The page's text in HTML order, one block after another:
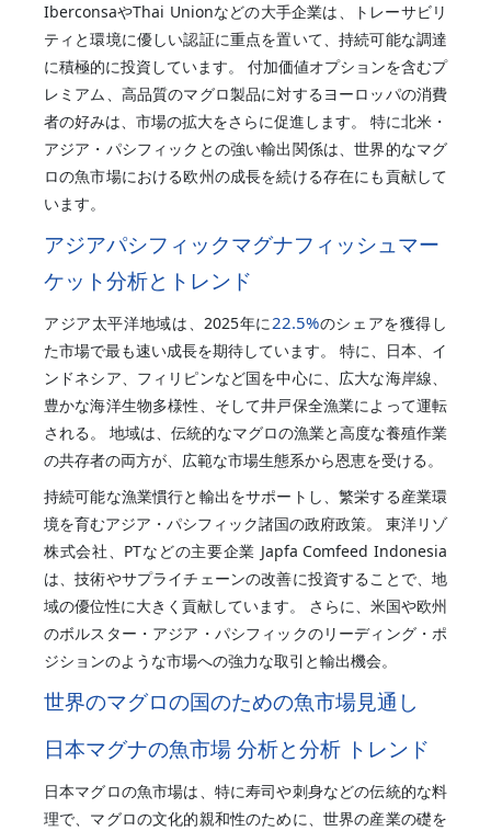
IberconsaやThai Unionなどの大手企業は、トレーサビリ
ティと環境に優しい認証に重点を置いて、持続可能な調達
に積極的に投資しています。 付加価値オプションを含むプ
レミアム、高品質のマグロ製品に対するヨーロッパの消費
者の好みは、市場の拡大をさらに促進します。 特に北米・
アジア・パシフィックとの強い輸出関係は、世界的なマグ
ロの魚市場における欧州の成長を続ける存在にも貢献して
います。
アジアパシフィックマグナフィッシュマー
ケット分析とトレンド
アジア太平洋地域は、2025年に22.5%のシェアを獲得し
た市場で最も速い成長を期待しています。 特に、日本、イ
ンドネシア、フィリピンなど国を中心に、広大な海岸線、
豊かな海洋生物多様性、そして井戸保全漁業によって運転
される。 地域は、伝統的なマグロの漁業と高度な養殖作業
の共存者の両方が、広範な市場生態系から恩恵を受ける。
持続可能な漁業慣行と輸出をサポートし、繁栄する産業環
境を育むアジア・パシフィック諸国の政府政策。 東洋リゾ
株式会社、PTなどの主要企業 Japfa Comfeed Indonesia
は、技術やサプライチェーンの改善に投資することで、地
域の優位性に大きく貢献しています。 さらに、米国や欧州
のボルスター・アジア・パシフィックのリーディング・ポ
ジションのような市場への強力な取引と輸出機会。
世界のマグロの国のための魚市場見通し
日本マグナの魚市場 分析と分析 トレンド
日本マグロの魚市場は、特に寿司や刺身などの伝統的な料
理で、マグロの文化的親和性のために、世界の産業の礎を